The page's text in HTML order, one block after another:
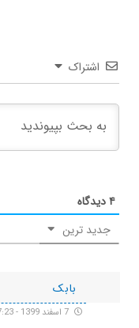
اشتراک
۴دیدگاه
جدید ترین
بابک